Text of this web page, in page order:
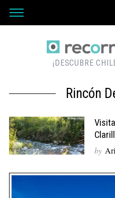
¡DESCUBRE
Rincón
by